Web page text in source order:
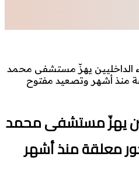
الداخليين يهزّ مستشفى محمد
منذ أشهر وتصعيد مفتوح
يهزّ مستشفى محمد
معلقة منذ أشهر